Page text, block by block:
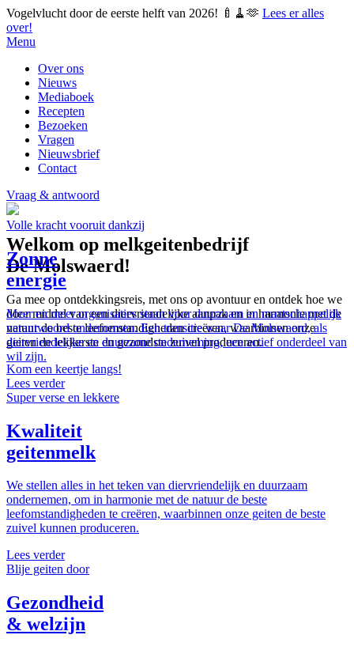
Vogelvlucht door de eerste helft van 2026! 🍼🧹🫶 Lees er alles
over!
Menu
Over ons
Nieuws
Mediaboek
Recepten
Bezoeken
Vragen
Nieuwsbrief
Contact
Vraag & antwoord
Welkom op melkgeitenbedrijf
De Molswaerd!
Ga mee op ontdekkingsreis, met ons op avontuur en ontdek hoe we
door middel van een diervriendelijke aanpak en in harmonie met de
natuur de beste leefomstandigheden creëren, waarbinnen onze
geiten de lekkerste en gezondste zuivel produceren.
Kom een keertje langs!
Volle kracht vooruit dankzij
Zonne
energie
Meer en meer organisaties staan voor duurzaam en maatschappelijk
verantwoord ondernemen. Een transitie waar De Molswaerd, als
diervriendelijke en duurzame onderneming, een actief onderdeel van
wil zijn.
Lees verder
Super verse en lekkere
Kwaliteit
geitenmelk
We stellen alles in het teken van diervriendelijk en duurzaam
ondernemen, om in harmonie met de natuur de beste
leefomstandigheden te creëren, waarbinnen onze geiten de beste
zuivel kunnen produceren.
Lees verder
Blije geiten door
Gezondheid
& welzijn